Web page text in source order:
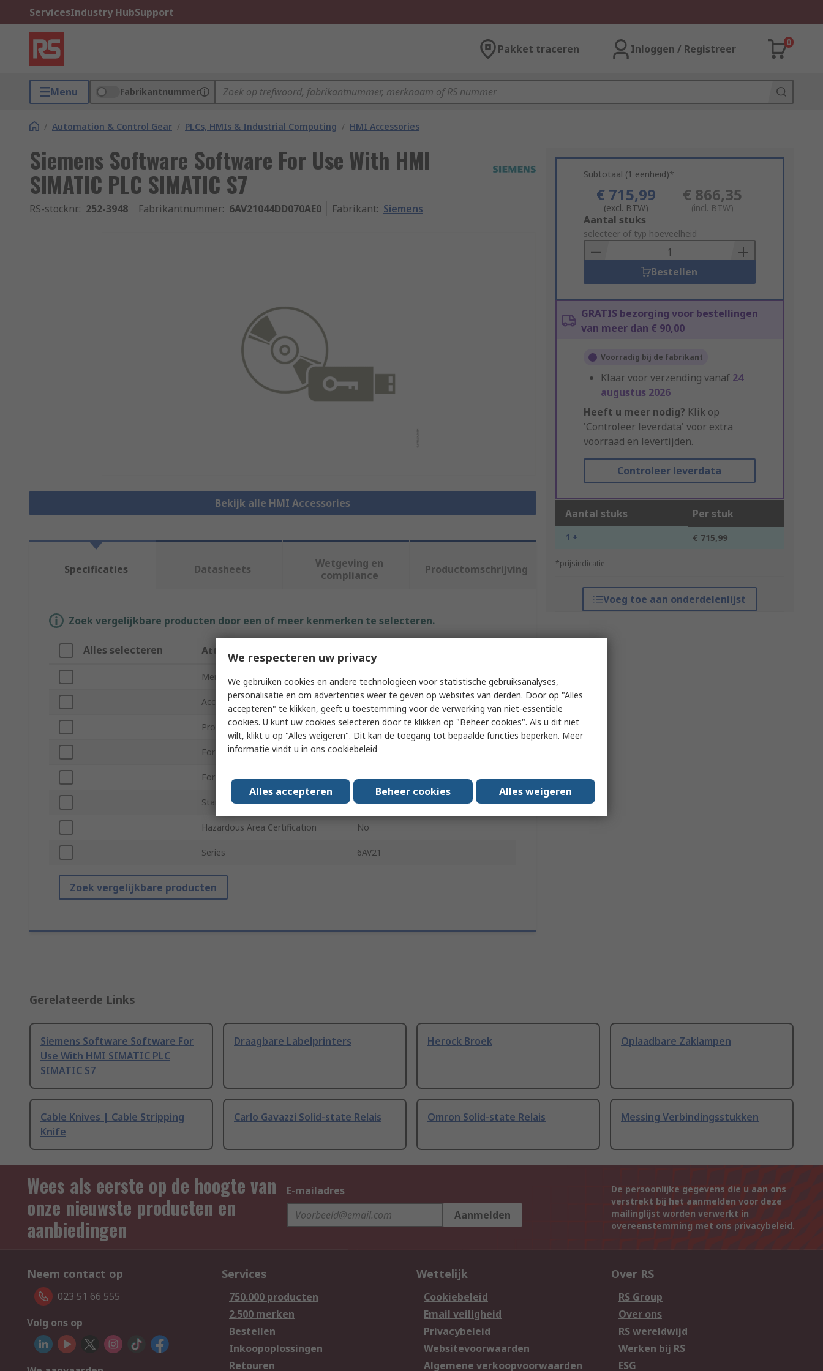
ServicesIndustry HubSupport
Pakket traceren Inloggen / Registreer
0
Menu Fabrikantnummer
/ Automation & Control Gear / PLCs, HMIs & Industrial Computing / HMI Accessories
Siemens Software Software For Use With HMI
SIMATIC PLC SIMATIC S7
RS-stocknr.: 252-3948 Fabrikantnummer: 6AV21044DD070AE0 Fabrikant: Siemens
Bekijk alle HMI Accessories
Subtotaal (1 eenheid)*
€ 715,99
(excl. BTW)
€ 866,35
(incl. BTW)
Add
to
Basket
Aantal stuks
selecteer of typ hoeveelheid
Bestellen
GRATIS bezorging voor bestellingen
van meer dan € 90,00
Voorradig bij de fabrikant
Klaar voor verzending vanaf 24
augustus 2026
Heeft u meer nodig? Klik op
'Controleer leverdata' voor extra
voorraad en levertijden.
Controleer leverdata
Aantal stuks Per stuk
1 + € 715,99
*prijsindicatie
Voeg toe aan onderdelenlijst
Specificaties Datasheets
Wetgeving en
compliance
Productomschrijving
Zoek vergelijkbare producten door een of meer kenmerken te selecteren.
Alles selecteren Attribuut
Merk Siemens
Accessory Type Software
Product Type Software
For Use With HMI SIMATIC
For Use With PLC SIMATIC S7
Standards/Approvals RoHS, TLS, CSA, ES, REACH, CE
Hazardous Area Certification No
Series 6AV21
Zoek vergelijkbare producten
Gerelateerde Links
Siemens Software Software For
Use With HMI SIMATIC PLC
SIMATIC S7
Draagbare Labelprinters Herock Broek Oplaadbare Zaklampen
Cable Knives | Cable Stripping
Knife
Carlo Gavazzi Solid-state Relais Omron Solid-state Relais Messing Verbindingsstukken
Wees als eerste op de hoogte van
onze nieuwste producten en
aanbiedingen
E-mailadres
Aanmelden
De persoonlijke gegevens die u aan ons
verstrekt bij het aanmelden voor deze
mailinglijst worden verwerkt in
overeenstemming met ons privacybeleid.
Neem contact op
023 51 66 555
Volg ons op
Services
750.000 producten
2.500 merken
Bestellen
Inkoopoplossingen
Retouren
Wettelijk
Cookiebeleid
Email veiligheid
Privacybeleid
Websitevoorwaarden
Algemene verkoopvoorwaarden
Over RS
RS Group
Over ons
RS wereldwijd
Werken bij RS
ESG
We respecteren uw privacy
We gebruiken cookies en andere technologieën voor statistische gebruiksanalyses,
personalisatie en om advertenties weer te geven op websites van derden. Door op "Alles
accepteren" te klikken, geeft u toestemming voor de verwerking van niet-essentiële
cookies. U kunt uw cookies selecteren door te klikken op "Beheer cookies". Als u dit niet
wilt, klikt u op "Alles weigeren". Dit kan de toegang tot bepaalde functies beperken. Meer
informatie vindt u in ons cookiebeleid
Alles accepteren Beheer cookies Alles weigeren